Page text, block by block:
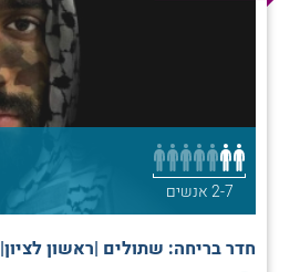
2-7 אנשים
חדר בריחה: שתולים |ראשון לציון|